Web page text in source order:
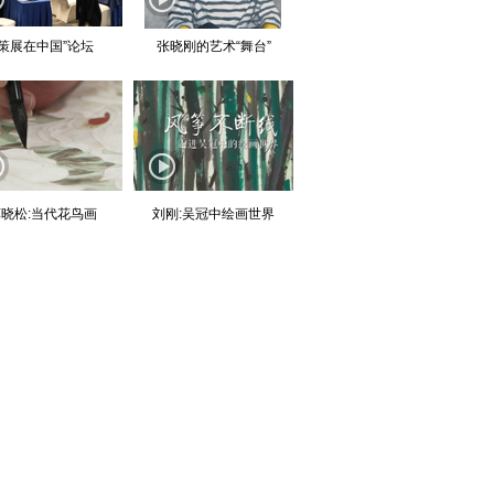
展在中国”论坛 张晓刚的艺术“舞台”
松:当代花鸟画 刘刚:吴冠中绘画世界